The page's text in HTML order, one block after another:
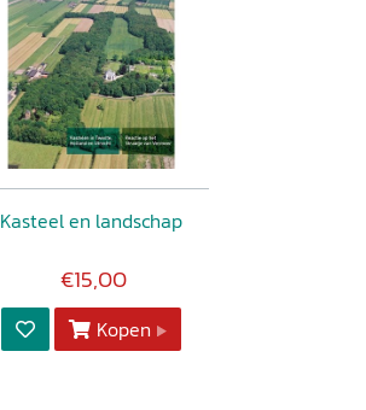
Kasteel en landschap
€15,00
Kopen